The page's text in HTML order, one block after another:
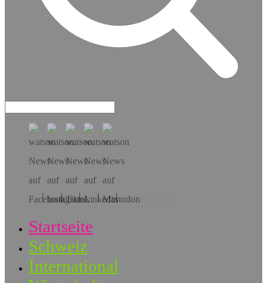
Hol dir die App!
Startseite
Schweiz
International